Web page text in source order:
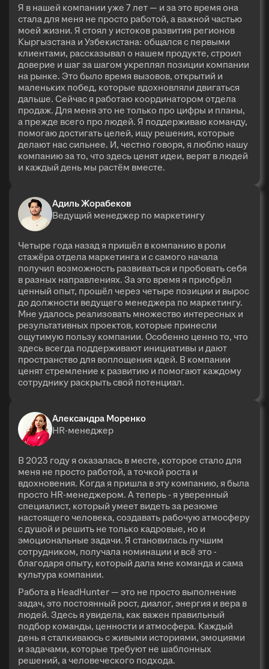
Я в нашей компании уже 7 лет — и за это время она
стала для меня не просто работой, а важной частью
моей жизни. Я стоял у истоков развития регионов
Кыргызстана и Узбекистана: общался с первыми
клиентами, рассказывал о нашем продукте, строил
доверие и шаг за шагом укреплял позиции компании
на рынке. Это было время вызовов, открытий и
маленьких побед, которые вдохновляли двигаться
дальше. Сейчас я работаю координатором отдела
продаж. Для меня это не только про цифры и планы,
а прежде всего про людей. Я поддерживаю команду,
помогаю достигать целей, ищу решения, которые
делают нас сильнее. И, честно говоря, я люблю нашу
компанию за то, что здесь ценят идеи, верят в людей
и каждый день мы растём вместе.
Адиль Жорабеков
Ведущий менеджер по маркетингу
Четыре года назад я пришёл в компанию в роли
стажёра отдела маркетинга и с самого начала
получил возможность развиваться и пробовать себя
в разных направлениях. За это время я приобрёл
ценный опыт, прошёл через четыре позиции и вырос
до должности ведущего менеджера по маркетингу.
Мне удалось реализовать множество интересных и
результативных проектов, которые принесли
ощутимую пользу компании. Особенно ценно то, что
здесь всегда поддерживают инициативы и дают
пространство для воплощения идей. В компании
ценят стремление к развитию и помогают каждому
сотруднику раскрыть свой потенциал.
Александра Моренко
HR-менеджер
В 2023 году я оказалась в месте, которое стало для
меня не просто работой, а точкой роста и
вдохновения. Когда я пришла в эту компанию, я была
просто HR-менеджером. А теперь - я уверенный
специалист, который умеет видеть за резюме
настоящего человека, создавать рабочую атмосферу
с душой и решить не только кадровые, но и
эмоциональные задачи. Я становилась лучшим
сотрудником, получала номинации и всё это -
благодаря опыту, который дала мне команда и сама
культура компании.
Работа в HeadHunter — это не просто выполнение
задач, это постоянный рост, диалог, энергия и вера в
людей. Здесь я увидела, как важен правильный
подбор команды, ценности и атмосфера. Каждый
день я сталкиваюсь с живыми историями, эмоциями
и задачами, которые требуют не шаблонных
решений, а человеческого подхода.